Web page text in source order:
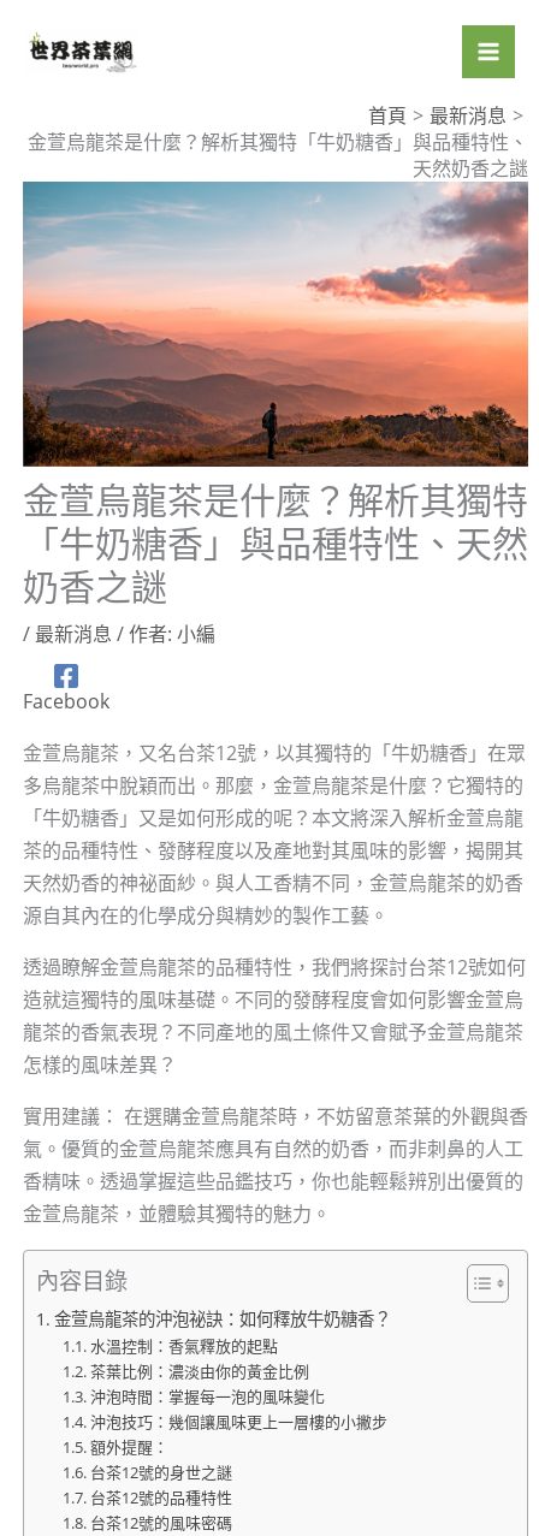
首頁
最新消息
金萱烏龍茶是什麼？解析其獨特「牛奶糖香」與品種特性、
天然奶香之謎
金萱烏龍茶是什麼？解析其獨特
「牛奶糖香」與品種特性、天然
奶香之謎
/ 最新消息 / 作者: 小編
Facebook
金萱烏龍茶，又名台茶12號，以其獨特的「牛奶糖香」在眾
多烏龍茶中脫穎而出。那麼，金萱烏龍茶是什麼？它獨特的
「牛奶糖香」又是如何形成的呢？本文將深入解析金萱烏龍
茶的品種特性、發酵程度以及產地對其風味的影響，揭開其
天然奶香的神祕面紗。與人工香精不同，金萱烏龍茶的奶香
源自其內在的化學成分與精妙的製作工藝。
透過瞭解金萱烏龍茶的品種特性，我們將探討台茶12號如何
造就這獨特的風味基礎。不同的發酵程度會如何影響金萱烏
龍茶的香氣表現？不同產地的風土條件又會賦予金萱烏龍茶
怎樣的風味差異？
實用建議： 在選購金萱烏龍茶時，不妨留意茶葉的外觀與香
氣。優質的金萱烏龍茶應具有自然的奶香，而非刺鼻的人工
香精味。透過掌握這些品鑑技巧，你也能輕鬆辨別出優質的
金萱烏龍茶，並體驗其獨特的魅力。
內容目錄
金萱烏龍茶的沖泡祕訣：如何釋放牛奶糖香？
水溫控制：香氣釋放的起點
茶葉比例：濃淡由你的黃金比例
沖泡時間：掌握每一泡的風味變化
沖泡技巧：幾個讓風味更上一層樓的小撇步
額外提醒：
台茶12號的身世之謎
台茶12號的品種特性
台茶12號的風味密碼